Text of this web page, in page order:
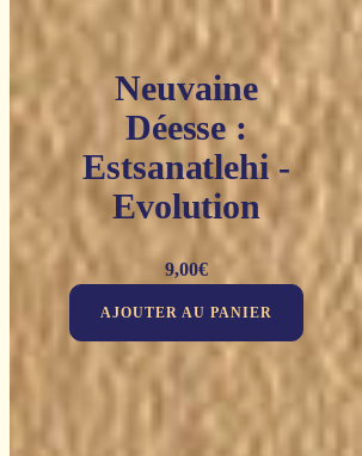
Neuvaine
Déesse :
Estsanatlehi -
Evolution
9,00€
AJOUTER AU PANIER